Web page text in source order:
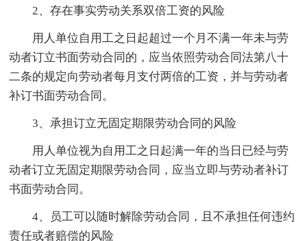
2、存在事实劳动关系双倍工资的风险
用人单位自用工之日起超过一个月不满一年未与劳
动者订立书面劳动合同的，应当依照劳动合同法第八十
二条的规定向劳动者每月支付两倍的工资，并与劳动者
补订书面劳动合同。
3、承担订立无固定期限劳动合同的风险
用人单位视为自用工之日起满一年的当日已经与劳
动者订立无固定期限劳动合同，应当立即与劳动者补订
书面劳动合同。
4、员工可以随时解除劳动合同，且不承担任何违约
责任或者赔偿的风险